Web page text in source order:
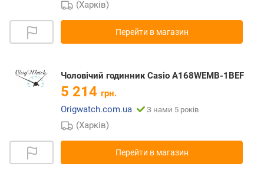
(Харків)
Перейти в магазин
Чоловічий годинник Casio A168WEMB-1BEF
5 214 грн.
Origwatch.com.ua
З нами 5 років
(Харків)
Перейти в магазин